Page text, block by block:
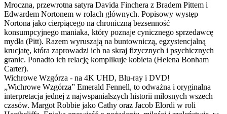
Mroczna, przewrotna satyra Davida Finchera z Bradem Pittem i
Edwardem Nortonem w rolach głównych. Popisowy występ
Nortona jako cierpiącego na chroniczną bezsenność
konsumpcyjnego maniaka, który poznaje cynicznego sprzedawcę
mydła (Pitt). Razem wyruszają na buntowniczą, egzystencjalną
krucjatę, która zaprowadzi ich na skraj fizycznych i psychicznych
granic. Ponadto ich relację komplikuje kobieta (Helena Bonham
Carter).
Wichrowe Wzgórza - na 4K UHD, Blu-ray i DVD!
„Wichrowe Wzgórza” Emerald Fennell, to odważna i oryginalna
interpretacja jednej z najwspanialszych historii miłosnych wszech
czasów. Margot Robbie jako Cathy oraz Jacob Elordi w roli